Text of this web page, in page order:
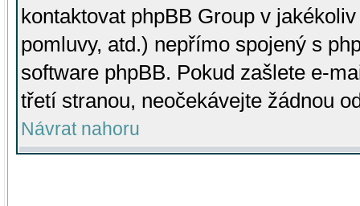
kontaktovat phpBB Group v
pomluvy, atd.) nepřímo spojený s
software phpBB. Pokud zašlete e-
třetí stranou, neočekávejte žádnou
Návrat nahoru